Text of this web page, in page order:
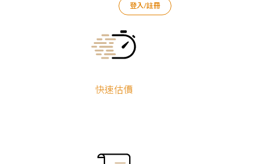
登入/註冊
快速估價
案例文章
Current:
溫潤｜低彩度木質宅